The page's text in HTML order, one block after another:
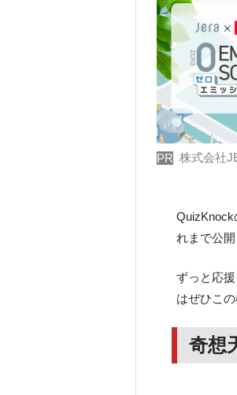
PR 株式会社
QuizKnock
れまで公
ずっと応
はぜひこ
奇想